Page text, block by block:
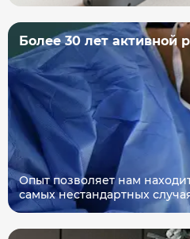
Более 30 лет активной
Опыт позволяет нам
самых нестандартных